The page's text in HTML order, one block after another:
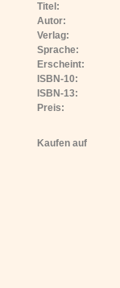
Titel:
Autor:
Verlag:
Sprache:
Erscheint:
ISBN-10:
ISBN-13:
Preis:
Kaufen auf